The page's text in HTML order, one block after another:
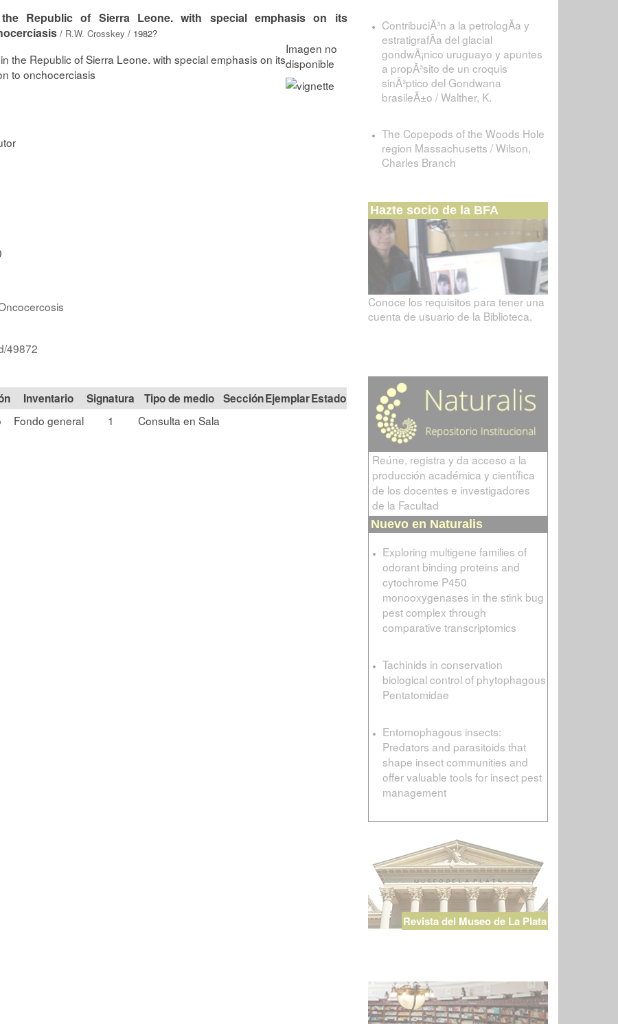
Republic of Sierra Leone. with special emphasis on its
/ R.W. Crosskey / 1982?
the Republic of Sierra Leone. with special emphasis on its
to onchocerciasis
49872
Signatura Tipo de medio Sección
Estado
Fondo general 1 Consulta en Sala
ContribuciÃ³n a la petrologÃ­a y
estratigrafÃ­a del glacial
gondwÃ¡nico uruguayo y apuntes
a propÃ³sito de un croquis
sinÃ³ptico del Gondwana
brasileÃ±o / Walther, K.
The Copepods of the Woods Hole
region Massachusetts / Wilson,
Charles Branch
Hazte socio de la BFA
Conoce los requisitos para tener una
cuenta de usuario de la Biblioteca.
Reúne, registra y da acceso a la
producción académica y científica
de los docentes e investigadores
de la Facultad
Nuevo en Naturalis
Exploring multigene families of
odorant binding proteins and
cytochrome P450
monooxygenases in the stink bug
pest complex through
comparative transcriptomics
Tachinids in conservation
biological control of phytophagous
Pentatomidae
Entomophagous insects:
Predators and parasitoids that
shape insect communities and
offer valuable tools for insect pest
management
Revista del Museo de La Plata